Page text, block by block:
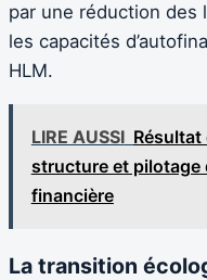
par une réduction des
les capacités
HLM.
LIRE AUSSI
structure et pilotage
financière
La transition